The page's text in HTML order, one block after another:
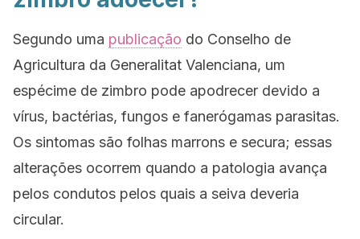
Segundo uma publicação do Conselho de
Agricultura da Generalitat Valenciana, um
espécime de zimbro pode apodrecer devido a
vírus, bactérias, fungos e fanerógamas parasitas.
Os sintomas são folhas marrons e secura; essas
alterações ocorrem quando a patologia avança
pelos condutos pelos quais a seiva deveria
circular.